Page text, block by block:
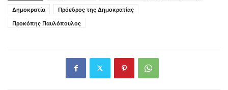
Δημοκρατία
Πρόεδρος της Δημοκρατίας
Προκόπης Παυλόπουλος